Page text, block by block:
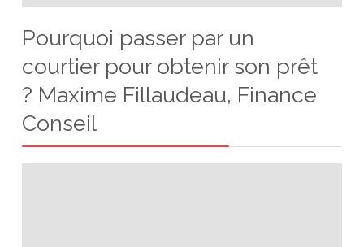
Pourquoi passer par un
courtier pour obtenir son prêt
? Maxime Fillaudeau, Finance
Conseil